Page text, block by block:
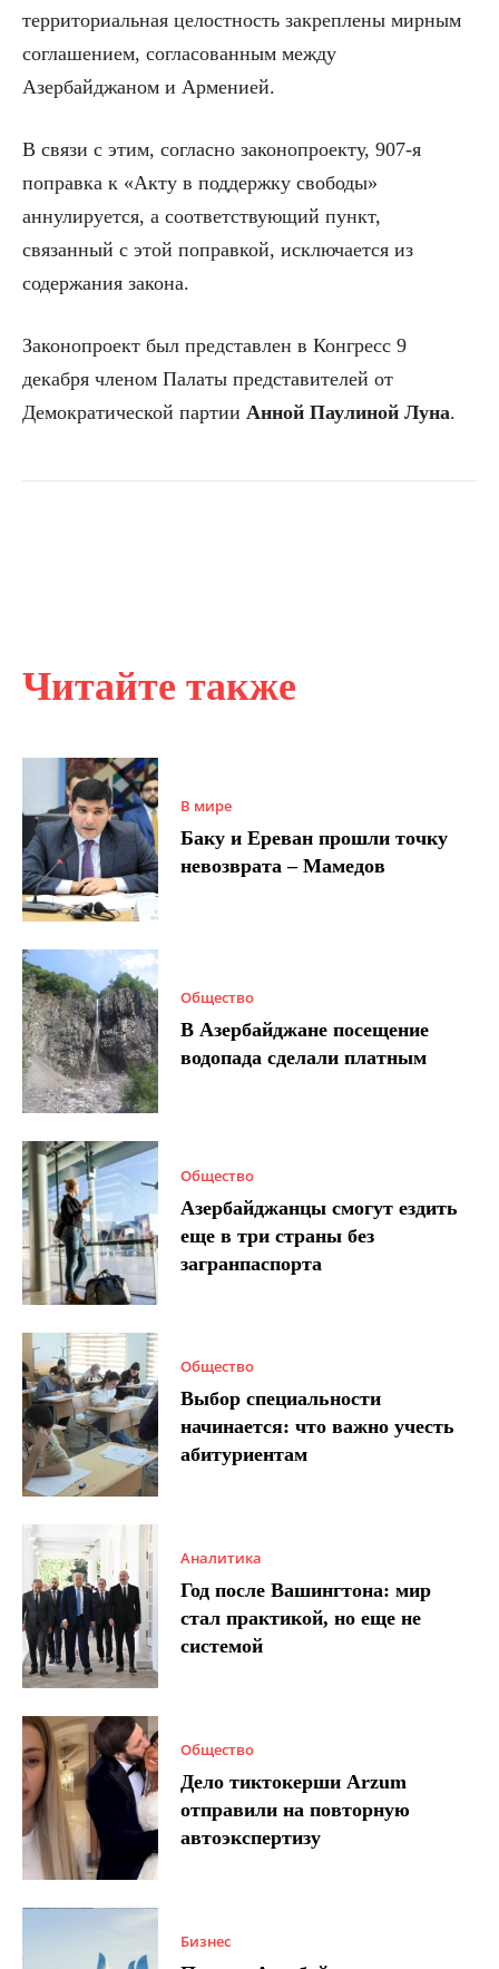
Читайте также
В мире
Баку и Ереван прошли точку
невозврата – Мамедов
Общество
В Азербайджане посещение
водопада сделали платным
Общество
Азербайджанцы смогут ездить
еще в три страны без
загранпаспорта
Общество
Выбор специальности
начинается: что важно учесть
абитуриентам
Аналитика
Год после Вашингтона: мир
стал практикой, но еще не
системой
Общество
Дело тиктокерши Arzum
отправили на повторную
автоэкспертизу
Бизнес
территориальная целостность закреплены мирным
соглашением, согласованным между
Азербайджаном и Арменией.
В связи с этим, согласно законопроекту, 907-я
поправка к «Акту в поддержку свободы»
аннулируется, а соответствующий пункт,
связанный с этой поправкой, исключается из
содержания закона.
Законопроект был представлен в Конгресс 9
декабря членом Палаты представителей от
Демократической партии Анной Паулиной Луна.